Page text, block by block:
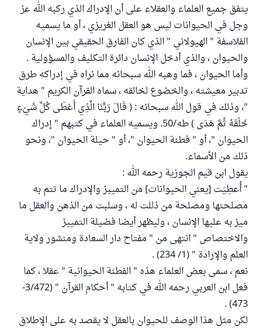
يتفق جميع العلماء والعقلاء على أن الإدراك الذي ركبه الله عز
وجل في الحيوانات ليس هو العقل الغريزي ، أو ما يسميه
الفلاسفة " الهيولاني " الذي كان الفارق الحقيقي بين الإنسان
والحيوان ، والذي أدخل الإنسان دائرة التكليف والمسؤولية .
وأما الحيوان ، فما وهبه الله سبحانه مما نراه في إدراكه طرق
تدبير معيشته ، والخضوع لخالقه ، سماه القرآن الكريم " هداية
"، وذلك في قول الله سبحانه : ( قَالَ رَبُّنَا الَّذِي أَعْطَى كُلَّ شَيْءٍ
خَلْقَهُ ثُمَّ هَدَى ) طه/50. ويسميه العلماء في كتبهم " إدراك
الحيوان "، أو " فطنة الحيوان "، أو " حيلة الحيوان "، ونحو
ذلك من الأسماء.
يقول ابن قيم الجوزية رحمه الله :
" أُعطِيَت [يعني الحيوانات] من التمييز والإدراك ما تتم به
مصلحتها ومصلحة من ذللت له ، وسلبت من الذهن والعقل ما
ميز به عليها الإنسان ، وليظهر أيضا فضيلة التمييز
والاختصاص " انتهى من " مفتاح دار السعادة ومنشور ولاية
العلم والإرادة " (1/ 234) .
نعم ، سمى بعض العلماء هذه " الفطنة الحيوانية " عقلا ، كما
فعل ابن العربي رحمه الله في كتابه " أحكام القرآن " (3/472-
473) .
لكن مثل هذا الوصف للحيوان بالعقل لا يقصد به على الإطلاق